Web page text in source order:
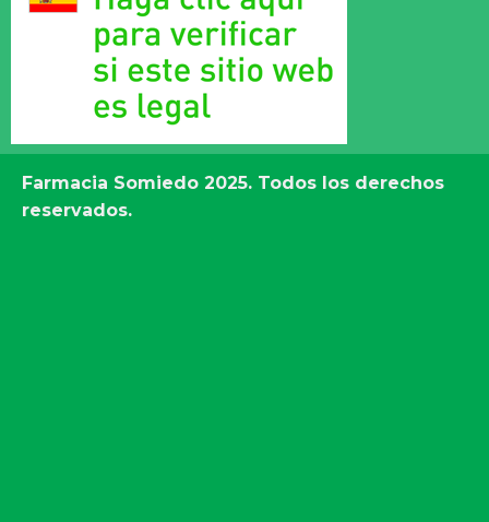
Farmacia Somiedo 2025. Todos los derechos
reservados.